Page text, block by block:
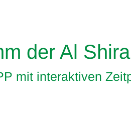
der Al
mit interaktiven